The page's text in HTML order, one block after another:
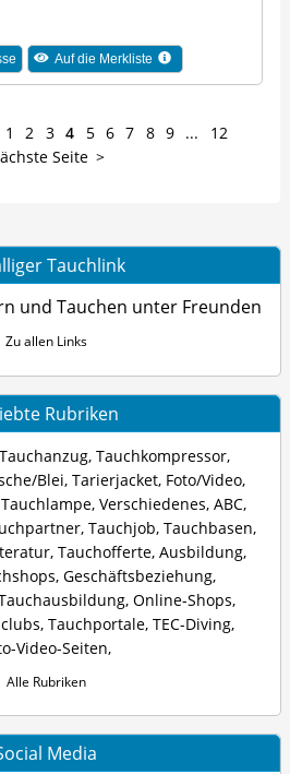
Auf die Merkliste
1 2 3 4 5 6 7 8 9 ...
12
Seite
Tauchlink
und Tauchen unter Freunden
Zu allen Links
Rubriken
Tauchanzug, Tauchkompressor,
Blei, Tarierjacket, Foto/Video,
Tauchlampe, Verschiedenes, ABC,
, Tauchjob, Tauchbasen,
, Tauchofferte, Ausbildung,
, Geschäftsbeziehung,
, Online-Shops,
, Tauchportale, TEC-Diving,
Video-Seiten,
Alle Rubriken
Media